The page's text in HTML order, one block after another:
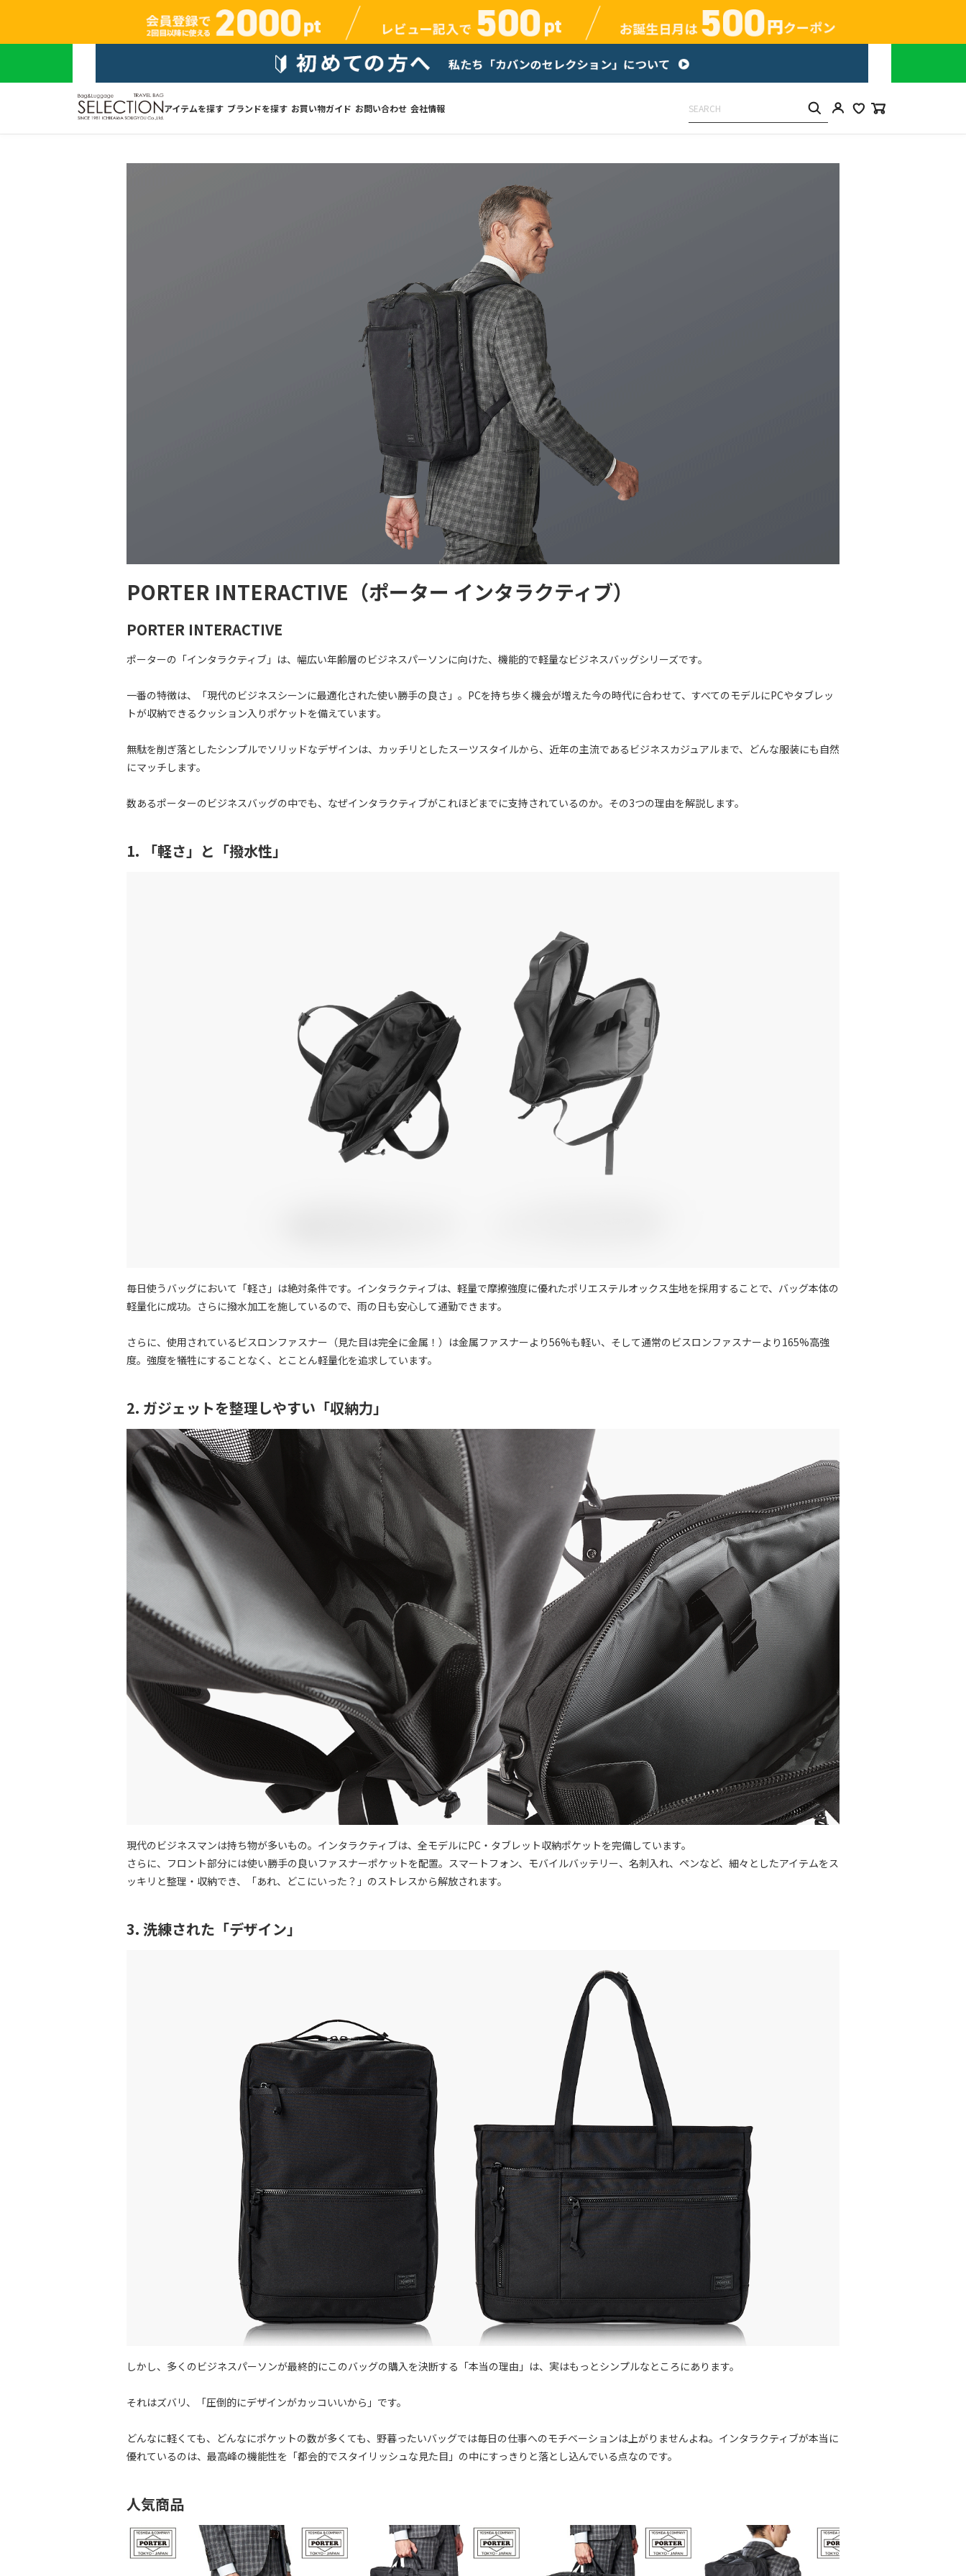
アイテムを探す ブランドを探す お買い物ガイド お問い合わせ 会社情報
PORTER INTERACTIVE（ポーター インタラクティブ）
PORTER INTERACTIVE
ポーターの「インタラクティブ」は、幅広い年齢層のビジネスパーソンに向けた、機能的で軽量なビジネスバッグシリーズです。
一番の特徴は、「現代のビジネスシーンに最適化された使い勝手の良さ」。PCを持ち歩く機会が増えた今の時代に合わせて、すべてのモデルにPCやタブレッ
トが収納できるクッション入りポケットを備えています。
無駄を削ぎ落としたシンプルでソリッドなデザインは、カッチリとしたスーツスタイルから、近年の主流であるビジネスカジュアルまで、どんな服装にも自然
にマッチします。
数あるポーターのビジネスバッグの中でも、なぜインタラクティブがこれほどまでに支持されているのか。その3つの理由を解説します。
1. 「軽さ」と「撥水性」
毎日使うバッグにおいて「軽さ」は絶対条件です。インタラクティブは、軽量で摩擦強度に優れたポリエステルオックス生地を採用することで、バッグ本体の
軽量化に成功。さらに撥水加工を施しているので、雨の日も安心して通勤できます。
さらに、使用されているビスロンファスナー（見た目は完全に金属！）は金属ファスナーより56%も軽い、そして通常のビスロンファスナーより165%高強
度。強度を犠牲にすることなく、とことん軽量化を追求しています。
2. ガジェットを整理しやすい「収納力」
現代のビジネスマンは持ち物が多いもの。インタラクティブは、全モデルにPC・タブレット収納ポケットを完備しています。
さらに、フロント部分には使い勝手の良いファスナーポケットを配置。スマートフォン、モバイルバッテリー、名刺入れ、ペンなど、細々としたアイテムをス
ッキリと整理・収納でき、「あれ、どこにいった？」のストレスから解放されます。
3. 洗練された「デザイン」
しかし、多くのビジネスパーソンが最終的にこのバッグの購入を決断する「本当の理由」は、実はもっとシンプルなところにあります。
それはズバリ、「圧倒的にデザインがカッコいいから」です。
どんなに軽くても、どんなにポケットの数が多くても、野暮ったいバッグでは毎日の仕事へのモチベーションは上がりませんよね。インタラクティブが本当に
優れているのは、最高峰の機能性を「都会的でスタイリッシュな見た目」の中にすっきりと落とし込んでいる点なのです。
人気商品